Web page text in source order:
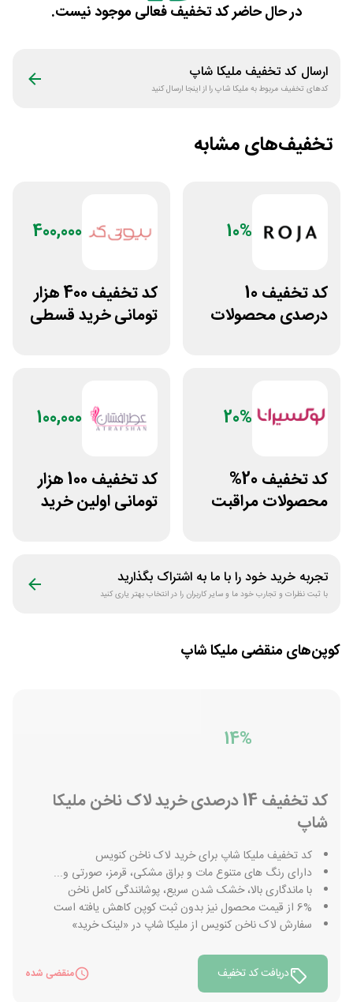
در حال حاضر کد تخفیف فعالی موجود نیست.
ارسال کد تخفیف ملیکا شاپ
کدهای تخفیف مربوط بهملیکا شاپرا از اینجا ارسال کنید
تخفیف‌های مشابه
10%
کد تخفیف 10
درصدی محصولات
400,000
کد تخفیف 400 هزار
تومانی خرید قسطی
20%
کد تخفیف 20%
محصولات مراقبت
100,000
کد تخفیف 100 هزار
تومانی اولین خرید
تجربه خرید خود را با ما به اشتراک بگذارید
با ثبت نظرات و تجارب خود ما و سایر کاربران را در انتخاب بهتر یاری کنید
کوپن‌های منقضی ملیکا شاپ
14%
کد تخفیف 14 درصدی خرید لاک ناخن ملیکا
شاپ
کد تخفیف ملیکا شاپ برای خرید لاک ناخن کنویس
دارای رنگ های متنوع مات و براق مشکی، قرمز، صورتی و...
با ماندگاری بالا، خشک شدن سریع، پوشانندگی کامل ناخن
6% از قیمت محصول نیز بدون ثبت کوپن کاهش یافته است
سفارش لاک ناخن کنویس از ملیکا شاپ در «لینک خرید»
دریافت کد تخفیف منقضی شده